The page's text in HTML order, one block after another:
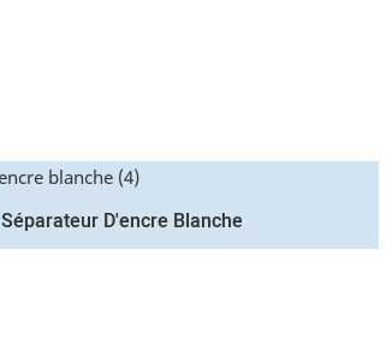
Séparateur D'encre Blanche